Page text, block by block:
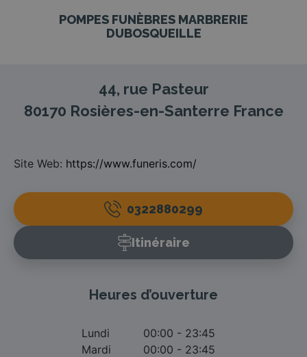
POMPES FUNÈBRES MARBRERIE
DUBOSQUEILLE
44, rue Pasteur
80170 Rosières-en-Santerre France
Site Web: https://www.funeris.com/
0322880299
Itinéraire
Heures d’ouverture
Lundi
00:00 - 23:45
Mardi
00:00 - 23:45